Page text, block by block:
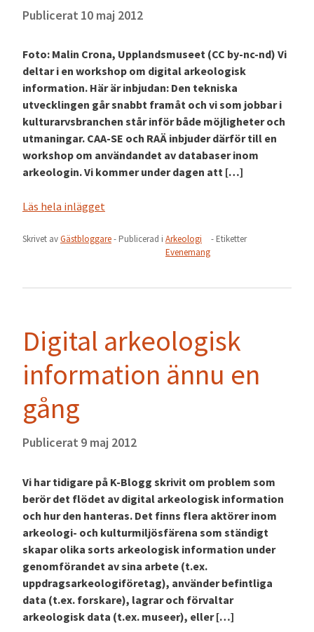
Publicerat 10 maj 2012
Foto: Malin Crona, Upplandsmuseet (CC by-nc-nd) Vi
deltar i en workshop om digital arkeologisk
information. Här är inbjudan: Den tekniska
utvecklingen går snabbt framåt och vi som jobbar i
kulturarvsbranchen står inför både möjligheter och
utmaningar. CAA-SE och RAÄ inbjuder därför till en
workshop om användandet av databaser inom
arkeologin. Vi kommer under dagen att […]
Läs hela inlägget
Skrivet avGästbloggare- Publicerad i Arkeologi
- Etiketter
Evenemang
Digital arkeologisk
information ännu en
gång
Publicerat 9 maj 2012
Vi har tidigare på K-Blogg skrivit om problem som
berör det flödet av digital arkeologisk information
och hur den hanteras. Det finns flera aktörer inom
arkeologi- och kulturmiljösfärena som ständigt
skapar olika sorts arkeologisk information under
genomförandet av sina arbete (t.ex.
uppdragsarkeologiföretag), använder befintliga
data (t.ex. forskare), lagrar och förvaltar
arkeologisk data (t.ex. museer), eller […]